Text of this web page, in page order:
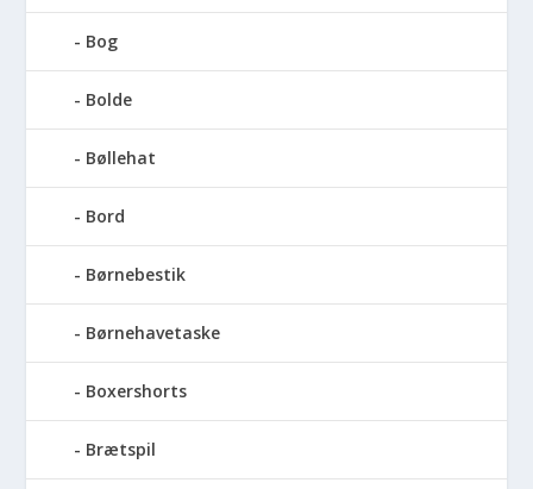
Bog
Bolde
Bøllehat
Bord
Børnebestik
Børnehavetaske
Boxershorts
Brætspil